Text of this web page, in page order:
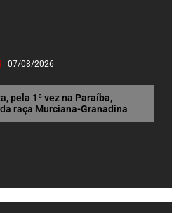
07/08/2026
pela 1ª vez na Paraíba,
raça Murciana-Granadina